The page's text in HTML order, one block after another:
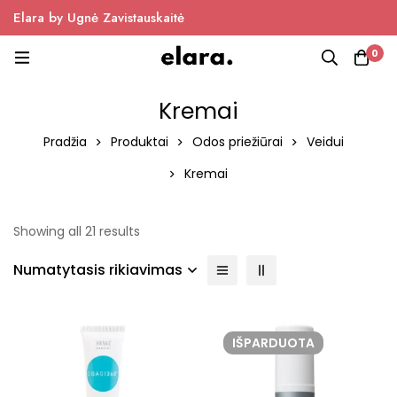
Elara by Ugnė Zavistauskaitė
0
Kremai
Pradžia Produktai Odos priežiūrai
Veidui
Kremai
Showing all 21 results
Numatytasis rikiavimas
IŠPARDUOTA